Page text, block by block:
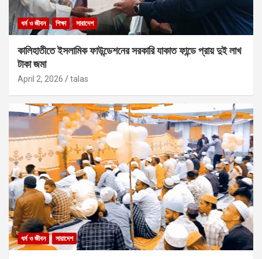
ধর্ম ও জীবন শিক্ষা সারাদেশ
কালিহাতীতে ইসলামিক ফাউন্ডেশনের সরকারি যাকাত ফান্ডে প্রায় দুই লাখ
টাকা জমা
April 2, 2026 talas
ধর্ম ও জীবন সারাদেশ